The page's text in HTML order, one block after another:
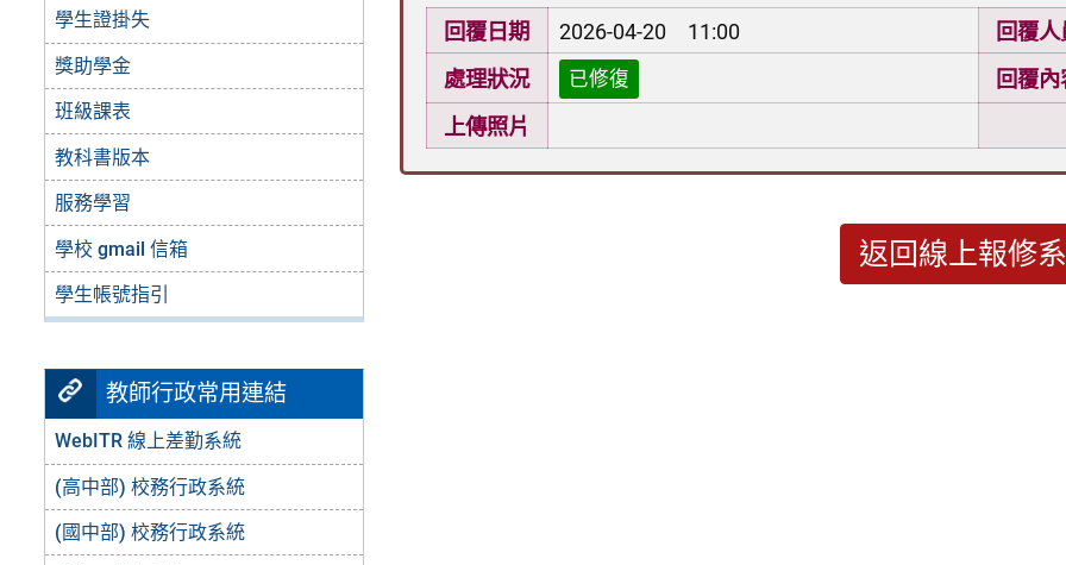
學生證掛失
獎助學金
班級課表
教科書版本
服務學習
學校 gmail 信箱
學生帳號指引
教師行政常用連結
WebITR 線上差勤系統
(高中部) 校務行政系統
(國中部) 校務行政系統
回覆日期 2026-04-20 11:00
回覆人
處理狀況
已修復
回覆內
上傳照片
返回線上報修